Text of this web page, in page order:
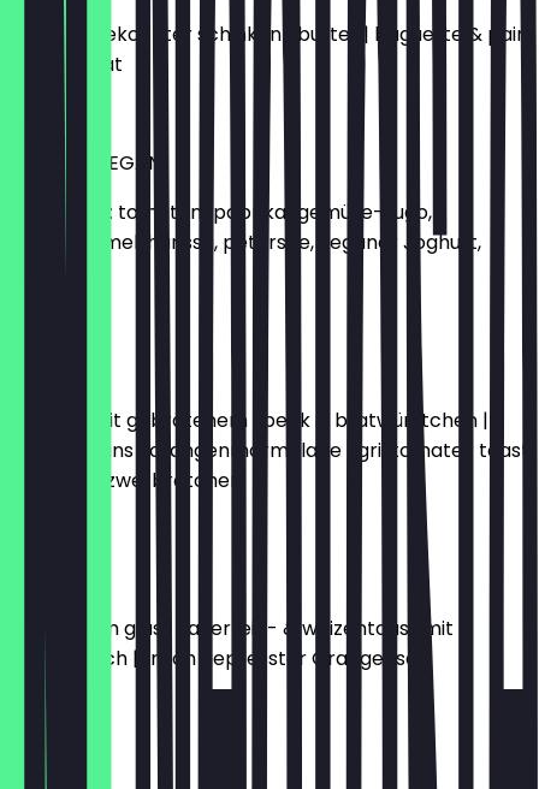
gouda & gekochter schinken | butter | baguette & pain
au chocolat
TEL AVIV VEGAN
shakshuka: tomaten-paprika-gemüse-sugo,
kreuzkümmel, harissa, petersilie, veganer Joghurt,
rühreier mit gebratenem speck & bratwürstchen |
baked beans | orangenmarmelade | grilltomate | toast
| butter & zwei brötchen
zwei eier im glas | sauerteig- & weizentoast mit
schnittlauch | frisch gepresster Orangensaft
€13.50
PANAMA